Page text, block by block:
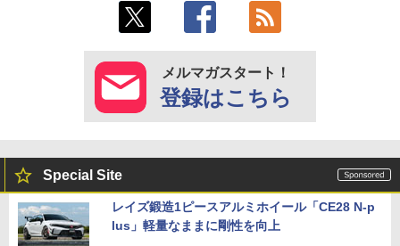
メルマガスタート！
登録はこちら
Special Site
レイズ鍛造1ピースアルミホイール「CE28 N-p
lus」軽量なままに剛性を向上